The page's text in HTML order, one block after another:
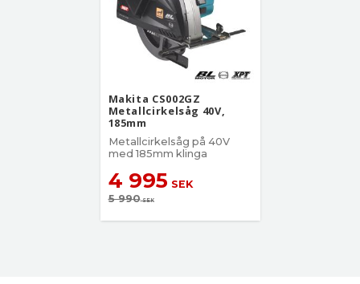
Makita CS002GZ
Metallcirkelsåg 40V,
185mm
Metallcirkelsåg på 40V
med 185mm klinga
4 995 SEK
5 990SEK